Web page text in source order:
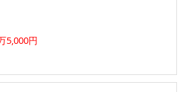
5,000円